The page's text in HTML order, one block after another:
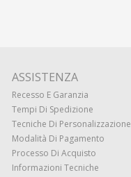
ASSISTENZA
Recesso E Garanzia
Tempi Di Spedizione
Tecniche Di Personalizzazione
Modalità Di Pagamento
Processo Di Acquisto
Informazioni Tecniche